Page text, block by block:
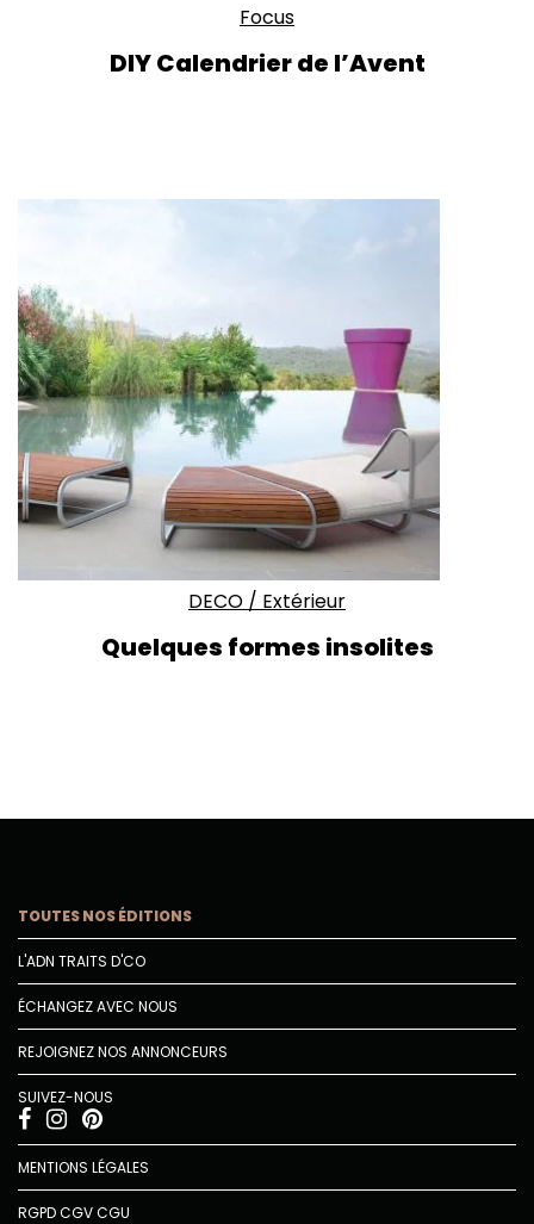
Focus
DIY Calendrier de l’Avent
DECO / Extérieur
Quelques formes insolites
TOUTES NOS ÉDITIONS
L'ADN TRAITS D'CO
ÉCHANGEZ AVEC NOUS
REJOIGNEZ NOS ANNONCEURS
SUIVEZ-NOUS
MENTIONS LÉGALES
RGPDCGVCGU